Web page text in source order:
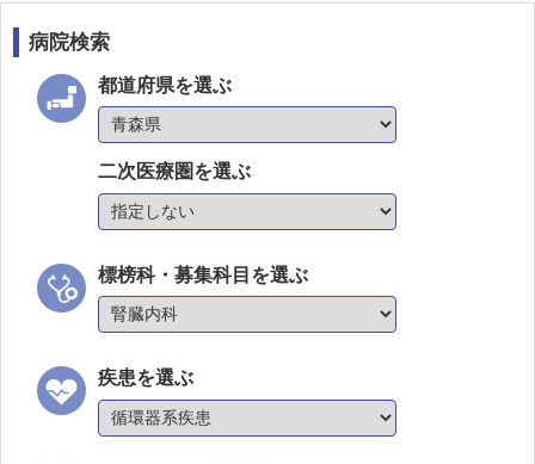
病院検索
都道府県を選ぶ
二次医療圏を選ぶ
標榜科・募集科目を選ぶ
疾患を選ぶ